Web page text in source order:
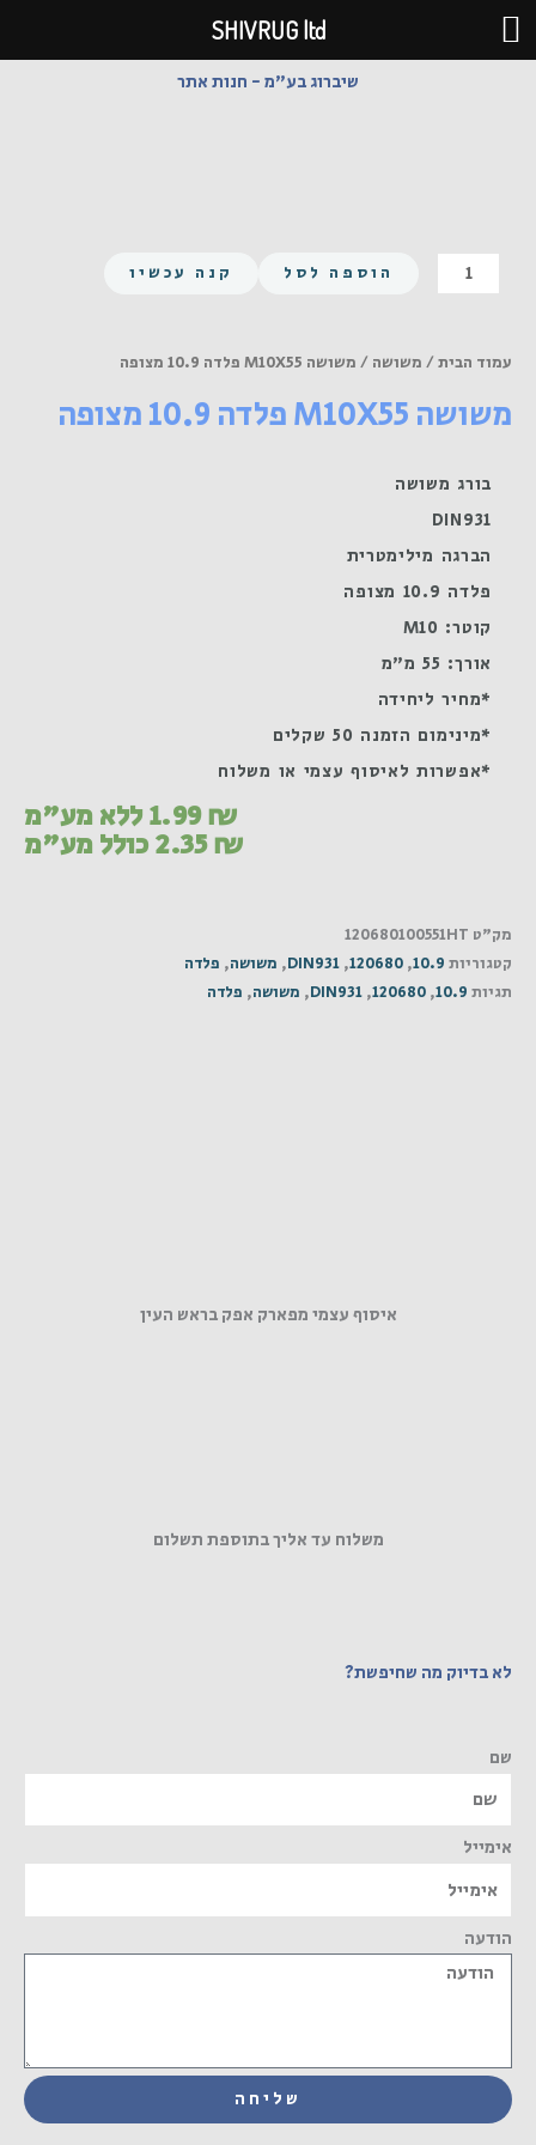
דילוג
לתוכן
שיברוג בע"מ - חנות אתר
כמות
של
10.9
הוספה לסל קנה עכשיו
עמוד הבית/ משושה / משושה M10X55 פלדה 10.9 מצופה
משושה M10X55 פלדה 10.9 מצופה
בורג משושה
DIN931
הברגה מילימטרית
פלדה 10.9 מצופה
קוטר: M10
אורך: 55 מ"מ
*מחיר ליחידה
*מינימום הזמנה 50 שקלים
*אפשרות לאיסוף עצמי או משלוח
1.99₪ ללא מע"מ
2.35₪ כולל מע"מ
מק"ט 120680100551HT
קטגוריות 10.9
,
120680
,
DIN931
, משושה, פלדה
תגיות 10.9
,
120680
,
DIN931
, משושה, פלדה
איסוף עצמי מפארק אפק בראש העין
משלוח עד אליך בתוספת תשלום
לא בדיוק מה שחיפשת?
שם
אימייל
הודעה
שליחה
SHIVRUG ltd